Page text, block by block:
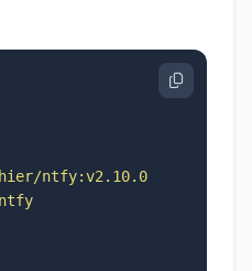
ntfy:v2.10.0
ntfy